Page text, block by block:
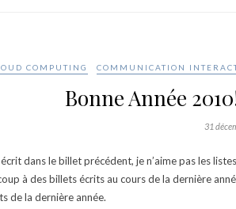
COMPUTING COMMUNICATION
Bonne Année
31
écrit dans le billet précédent, je n’aime pas les
à des billets écrits au cours de la dernière
de la dernière année.